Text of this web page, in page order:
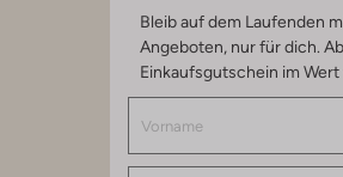
Bleib auf dem Laufenden
Angeboten, nur für dich.
Einkaufsgutschein im Wert